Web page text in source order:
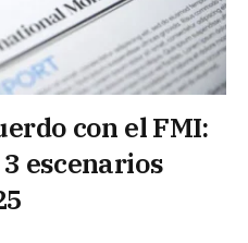
con el FMI:
escenarios